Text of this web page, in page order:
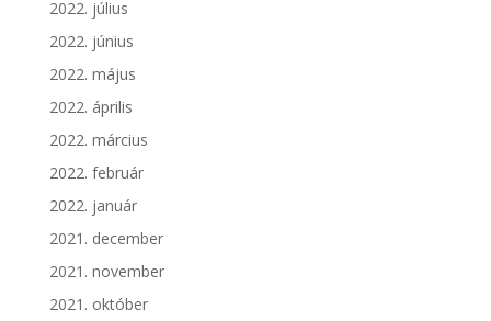
2022. július
2022. június
2022. május
2022. április
2022. március
2022. február
2022. január
2021. december
2021. november
2021. október